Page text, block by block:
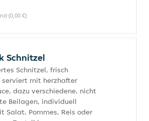
(0,00 €)
Schnitzel
Schnitzel, frisch
mit herzhafter
dazu verschiedene, nicht
Beilagen, individuell
Salat, Pommes, Reis oder